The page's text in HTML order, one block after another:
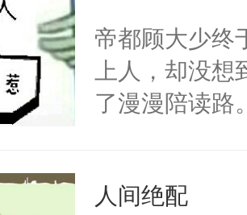
机会？”“这次
始，可好？”
烂，“姑娘，
帝都顾大少终
上人，却没
了漫漫陪读
来我往，不亦
人间绝配